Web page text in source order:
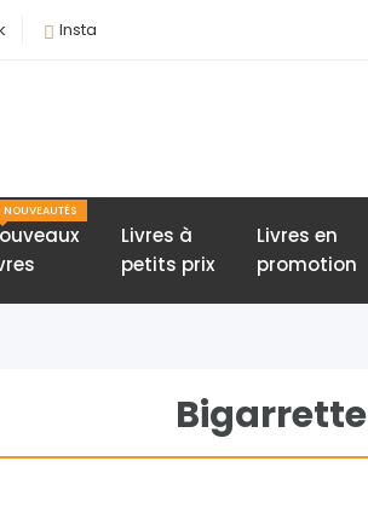
Insta
NOUVEAUTÉS
Livres à
petits prix
Livres en
promotion
Bigarrette